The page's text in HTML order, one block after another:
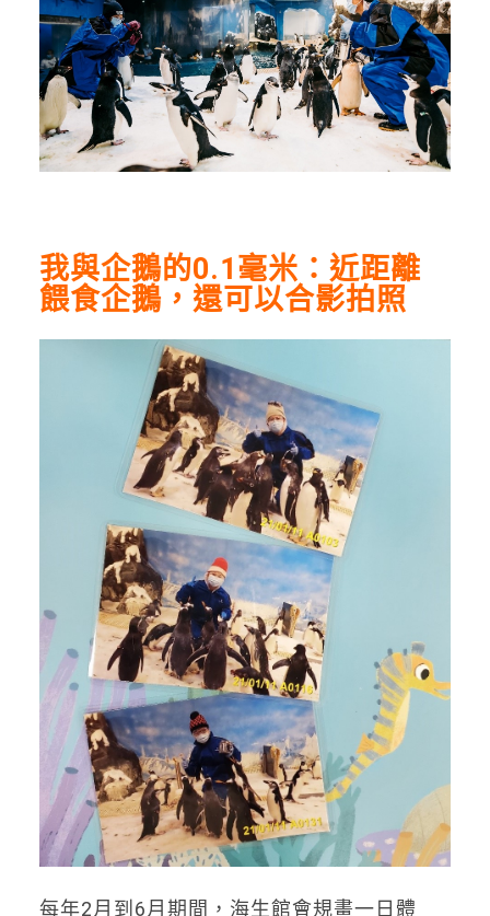
我與企鵝的0.1毫米：近距離
餵食企鵝，還可以合影拍照
每年2月到6月期間，海生館會規畫一日體